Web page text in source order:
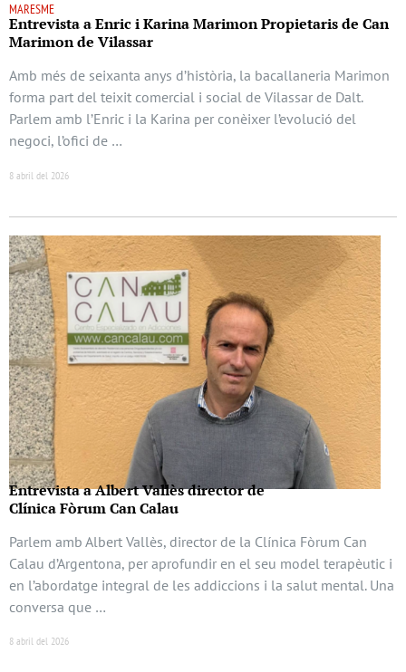
MARESME
Entrevista a Enric i Karina Marimon Propietaris de Can
Marimon de Vilassar
Amb més de seixanta anys d’història, la bacallaneria Marimon
forma part del teixit comercial i social de Vilassar de Dalt.
Parlem amb l’Enric i la Karina per conèixer l’evolució del
negoci, l’ofici de …
8 abril del 2026
Entrevista a Albert Vallès director de
Clínica Fòrum Can Calau
Parlem amb Albert Vallès, director de la Clínica Fòrum Can
Calau d’Argentona, per aprofundir en el seu model terapèutic i
en l’abordatge integral de les addiccions i la salut mental. Una
conversa que …
8 abril del 2026